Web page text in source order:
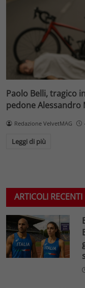
Paolo Belli, tragico
pedone Alessandro
Redazione VelvetMAG
Leggi di più
ARTICOLI RECENTI